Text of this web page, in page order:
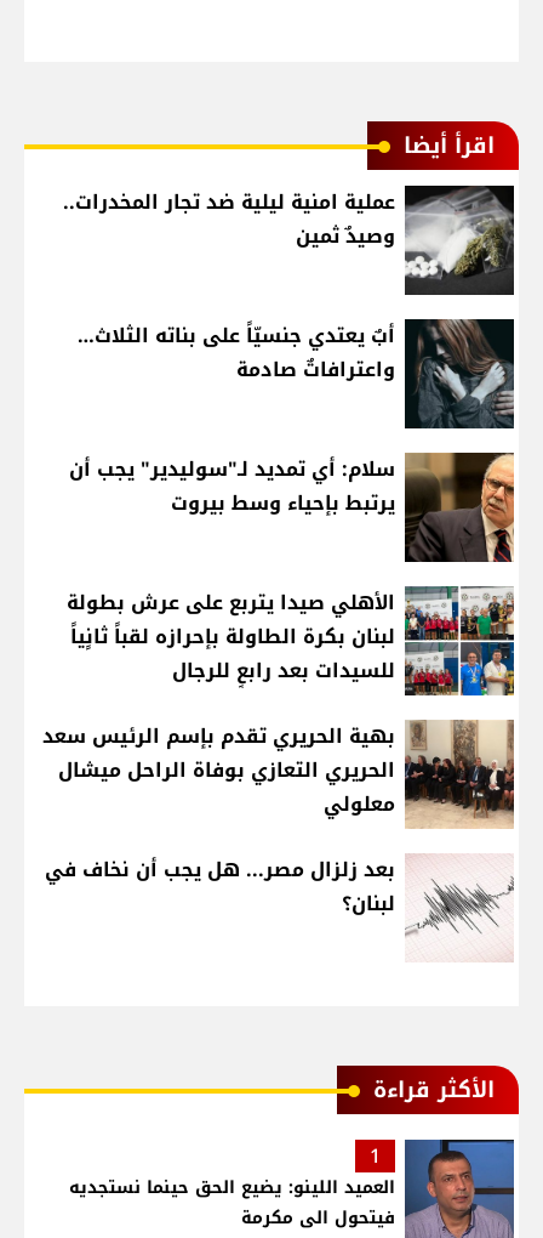
اقرأ أيضا
عملية امنية ليلية ضد تجار المخدرات..
وصيدٌ ثمين
أبٌ يعتدي جنسيّاً على بناته الثلاث…
واعترافاتٌ صادمة
سلام: أي تمديد لـ"سوليدير" يجب أن
يرتبط بإحياء وسط بيروت
الأهلي صيدا يتربع على عرش بطولة
لبنان بكرة الطاولة بإحرازه لقباً ثانٍياً
للسيدات بعد رابعٍ للرجال
بهية الحريري تقدم بإسم الرئيس سعد
الحريري التعازي بوفاة الراحل ميشال
معلولي
بعد زلزال مصر... هل يجب أن نخاف في
لبنان؟
الأكثر قراءة
1
العميد اللينو: يضيع الحق حينما نستجديه
فيتحول الى مكرمة